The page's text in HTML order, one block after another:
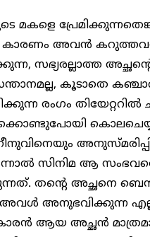
കാരണം അവൻ
സഭ്യരല്ലാത്ത
കൂടാതെ
രംഗം തിയേറ്ററിൽ
സിനിമ ആ
തന്റെ അച്ഛനെ
അനുഭവിക്കുന്ന
ആയ അച്ഛൻ